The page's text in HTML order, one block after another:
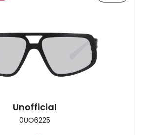
Unofficial
0UO6225